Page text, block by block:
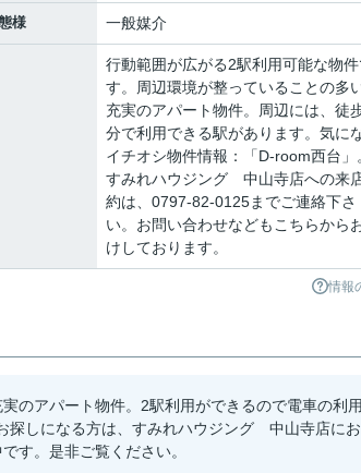
様 一般媒介
行動範囲が広がる2駅利用可能な物
す。周辺環境が整っていることの多い
充実のアパート物件。周辺には、徒
分で利用できる駅があります。気に
イチオシ物件情報：「D-room西台」
すみれハウジング 中山寺店への来
約は、0797-82-0125までご連絡下さ
い。お問い合わせなどもこちらから
けしております。
情報
のアパート物件。2駅利用ができるので電車の利用
探しになる方は、すみれハウジング 中山寺店にお
す。是非ご覧ください。